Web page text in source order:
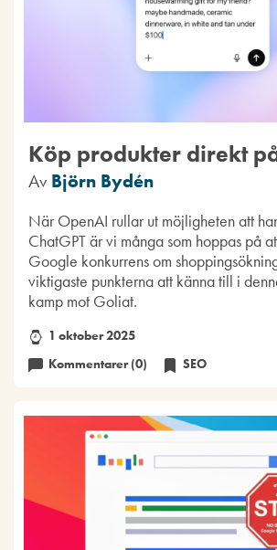
Köp produkter direkt
Av Björn Bydén
När OpenAI rullar ut möjligheten att
ChatGPT är vi många som hoppas på
Google konkurrens om
viktigaste punkterna att känna till i
kamp mot Goliat.
1 oktober 2025
Kommentarer (0)
SEO